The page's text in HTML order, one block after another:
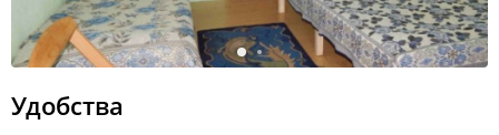
Удобства